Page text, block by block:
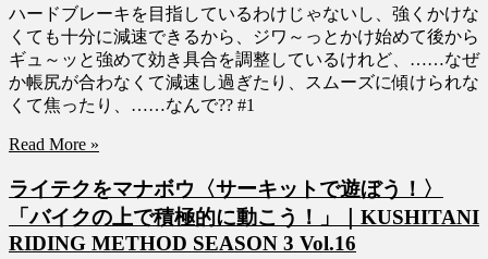
ハードブレーキを目指しているわけじゃないし、強くかけな
くても十分に減速できるから、ジワ～っとかけ始めて後から
ギュ～ッと強めて効き具合を調整しているけれど、……なぜ
か帳尻が合わなくて減速し過ぎたり、スムーズに傾けられな
くて焦ったり、……なんで?? #1
Read More »
ライテクをマナボウ〈サーキットで遊ぼう！〉
「バイクの上で積極的に動こう！」｜KUSHITANI
RIDING METHOD SEASON 3 Vol.16